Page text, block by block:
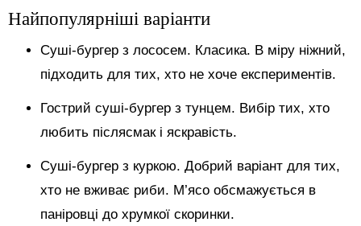
Найпопулярніші варіанти
Суші-бургер з лососем. Класика. В міру ніжний,
підходить для тих, хто не хоче експериментів.
Гострий суші-бургер з тунцем. Вибір тих, хто
любить післясмак і яскравість.
Суші-бургер з куркою. Добрий варіант для тих,
хто не вживає риби. М’ясо обсмажується в
паніровці до хрумкої скоринки.